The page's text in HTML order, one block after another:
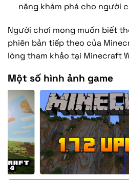
năng khám phá cho người
Người chơi mong muốn biết
phiên bản tiếp theo của
lòng tham khảo tại Minecraft
Một số hình ảnh game